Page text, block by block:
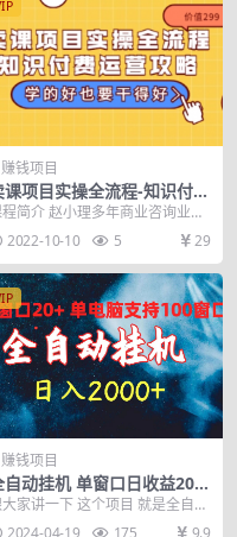
赚钱项目
课项目实操全流程-知识付费
营攻略：学的好也要干得好
价值299元）
简介 赵小理多年商业咨询业经
、互联网经验。致力于信息技术
应用、互联网相...
2022-10-10 5 29
赚钱项目
自动挂机 单窗口日收益20+
电脑支持100窗口 日入2000
家讲一下 这个项目 就是全自动
机 电脑配置只要不是太垃圾就能
2024-04-19 175 9.9